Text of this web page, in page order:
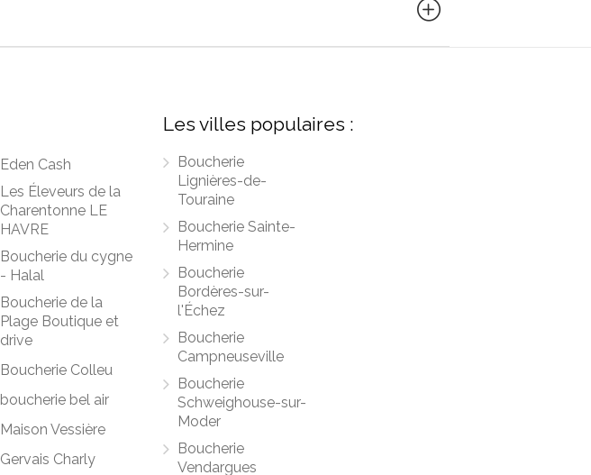
Eden Cash
Les Éleveurs de la
Charentonne LE
HAVRE
Boucherie du cygne
- Halal
Boucherie de la
Plage Boutique et
drive
Boucherie Colleu
boucherie bel air
Maison Vessière
Gervais Charly
Les villes populaires :
Boucherie
Lignières-de-
Touraine
Boucherie Sainte-
Hermine
Boucherie
Bordères-sur-
l'Échez
Boucherie
Campneuseville
Boucherie
Schweighouse-sur-
Moder
Boucherie
Vendargues